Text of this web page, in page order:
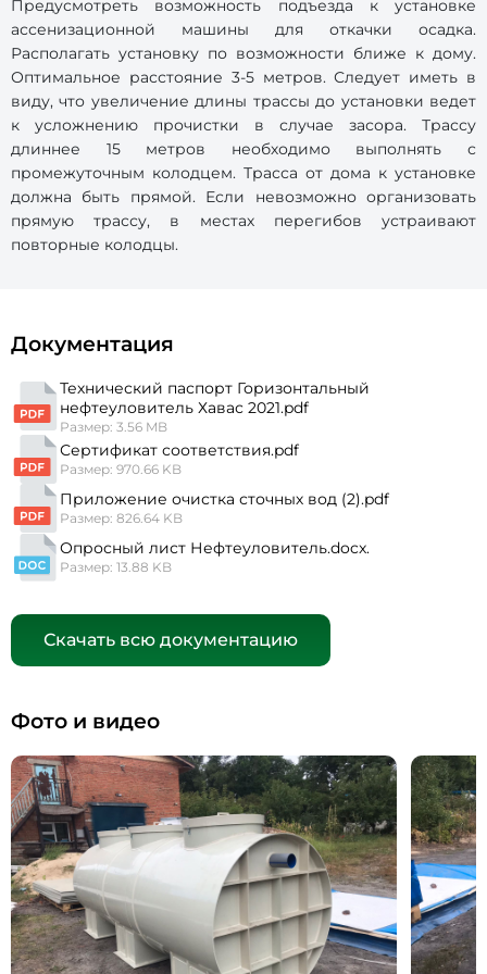
Предусмотреть возможность подъезда к установке
ассенизационной машины для откачки осадка.
Располагать установку по возможности ближе к дому.
Оптимальное расстояние 3-5 метров. Следует иметь в
виду, что увеличение длины трассы до установки ведет
к усложнению прочистки в случае засора. Трассу
длиннее 15 метров необходимо выполнять с
промежуточным колодцем. Трасса от дома к установке
должна быть прямой. Если невозможно организовать
прямую трассу, в местах перегибов устраивают
повторные колодцы.
Документация
Технический паспорт Горизонтальный
нефтеуловитель Хавас 2021.pdf
Размер: 3.56 MB
Сертификат соответствия.pdf
Размер: 970.66 KB
Приложение очистка сточных вод (2).pdf
Размер: 826.64 KB
Опросный лист Нефтеуловитель.docx.
Размер: 13.88 KB
Скачать всю документацию
Фото и видео